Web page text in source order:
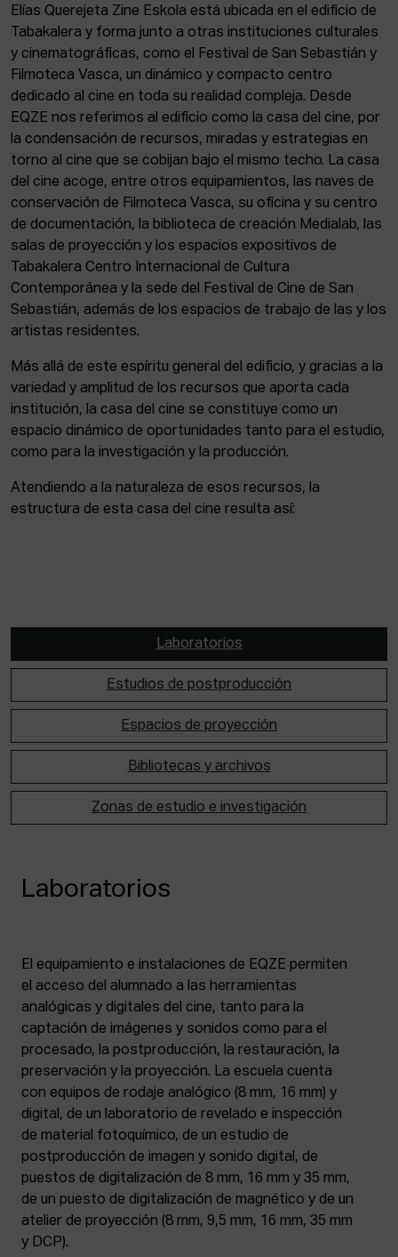
Elías Querejeta Zine Eskola está ubicada en el edificio de
Tabakalera y forma junto a otras instituciones culturales
y cinematográficas, como el Festival de San Sebastián y
Filmoteca Vasca, un dinámico y compacto centro
dedicado al cine en toda su realidad compleja. Desde
EQZE nos referimos al edificio como la casa del cine, por
la condensación de recursos, miradas y estrategias en
torno al cine que se cobijan bajo el mismo techo. La casa
del cine acoge, entre otros equipamientos, las naves de
conservación de Filmoteca Vasca, su oficina y su centro
de documentación, la biblioteca de creación Medialab, las
salas de proyección y los espacios expositivos de
Tabakalera Centro Internacional de Cultura
Contemporánea y la sede del Festival de Cine de San
Sebastián, además de los espacios de trabajo de las y los
artistas residentes.
Más allá de este espíritu general del edificio, y gracias a la
variedad y amplitud de los recursos que aporta cada
institución, la casa del cine se constituye como un
espacio dinámico de oportunidades tanto para el estudio,
como para la investigación y la producción.
Atendiendo a la naturaleza de esos recursos, la
estructura de esta casa del cine resulta así:
Laboratorios
Estudios de postproducción
Espacios de proyección
Bibliotecas y archivos
Zonas de estudio e investigación
Laboratorios
El equipamiento e instalaciones de EQZE permiten
el acceso del alumnado a las herramientas
analógicas y digitales del cine, tanto para la
captación de imágenes y sonidos como para el
procesado, la postproducción, la restauración, la
preservación y la proyección. La escuela cuenta
con equipos de rodaje analógico (8 mm, 16 mm) y
digital, de un laboratorio de revelado e inspección
de material fotoquímico, de un estudio de
postproducción de imagen y sonido digital, de
puestos de digitalización de 8 mm, 16 mm y 35 mm,
de un puesto de digitalización de magnético y de un
atelier de proyección (8 mm, 9,5 mm, 16 mm, 35 mm
y DCP).